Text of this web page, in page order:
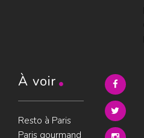
À voir
Resto à Paris
Paris gourmand